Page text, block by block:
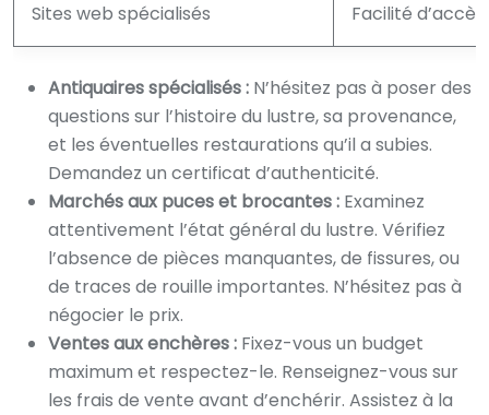
Sites web spécialisés Facilité
Antiquaires spécialisés : N’hésitez pas à poser des
questions sur l’histoire du lustre, sa provenance,
et les éventuelles restaurations qu’il a subies.
Demandez un certificat d’authenticité.
Marchés aux puces et brocantes : Examinez
attentivement l’état général du lustre. Vérifiez
l’absence de pièces manquantes, de fissures, ou
de traces de rouille importantes. N’hésitez pas à
négocier le prix.
Ventes aux enchères : Fixez-vous un budget
maximum et respectez-le. Renseignez-vous sur
les frais de vente avant d’enchérir. Assistez à la